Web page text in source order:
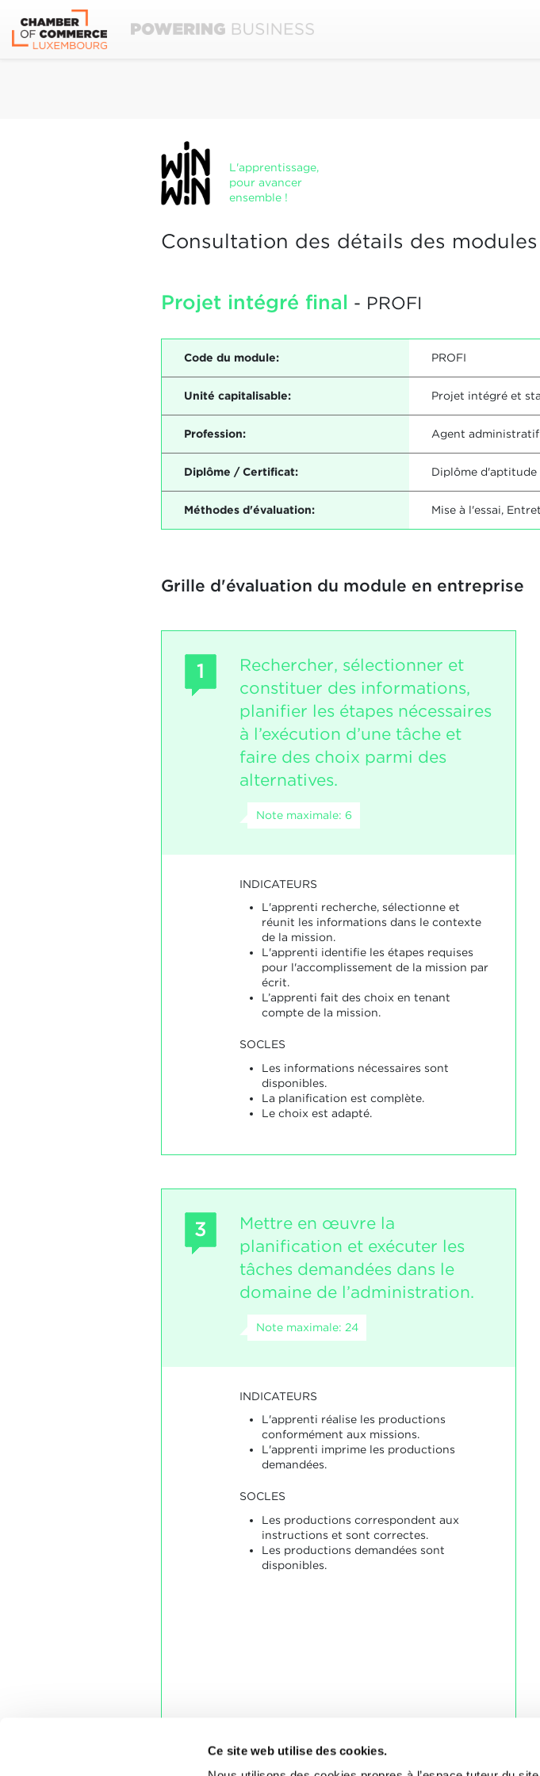
Ce site web utilise des cookies.
L'apprentissage,
pour avancer
ensemble !
Consultation des détails des modules
Projet intégré final - PROFI
Code du module: PROFI
Unité capitalisable: Projet intégré et
Profession: Agent
Diplôme / Certificat: Diplôme d'aptitude
Méthodes d'évaluation: Mise à l'essai,
Grille d'évaluation du module en entreprise
1
Rechercher, sélectionner et
constituer des informations,
planifier les étapes nécessaires
à l’exécution d’une tâche et
faire des choix parmi des
alternatives.
Note maximale: 6
INDICATEURS
L'apprenti recherche, sélectionne et
réunit les informations dans le contexte
de la mission.
L'apprenti identifie les étapes requises
pour l'accomplissement de la mission par
écrit.
L’apprenti fait des choix en tenant
compte de la mission.
SOCLES
Les informations nécessaires sont
disponibles.
La planification est complète.
Le choix est adapté.
3
Mettre en œuvre la
planification et exécuter les
tâches demandées dans le
domaine de l’administration.
Note maximale: 24
INDICATEURS
L'apprenti réalise les productions
conformément aux missions.
L'apprenti imprime les productions
demandées.
SOCLES
Les productions correspondent aux
instructions et sont correctes.
Les productions demandées sont
disponibles.